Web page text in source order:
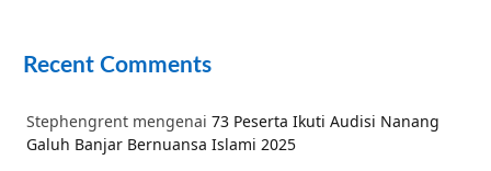
Recent Comments
Stephengrent mengenai 73 Peserta Ikuti Audisi Nanang
Galuh Banjar Bernuansa Islami 2025